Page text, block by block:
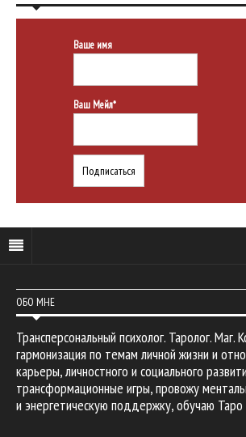
Ваше имя
Ваш Мейл*
ОБО МНЕ
Трансперсональный психолог. Таролог. Маг.
гармонизация по темам личной жизни и
карьеры, личностного и социального
трансформационные игры, провожу
и энергетическую поддержку, обучаю Таро